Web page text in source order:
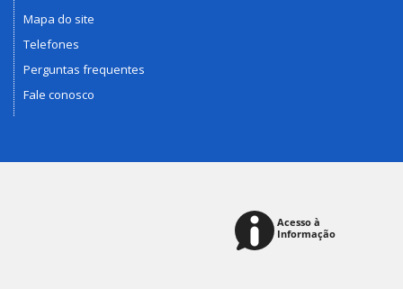
Mapa do site
Telefones
Perguntas frequentes
Fale conosco